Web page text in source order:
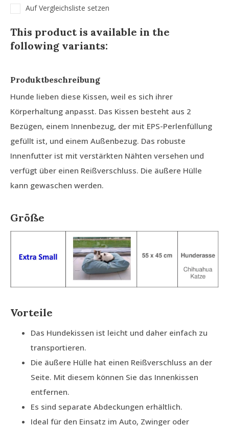
Auf Vergleichsliste setzen
This product is available in the
following variants:
Produktbeschreibung
Hunde lieben diese Kissen, weil es sich ihrer
Körperhaltung anpasst. Das Kissen besteht aus 2
Bezügen, einem Innenbezug, der mit EPS-Perlenfüllung
gefüllt ist, und einem Außenbezug. Das robuste
Innenfutter ist mit verstärkten Nähten versehen und
verfügt über einen Reißverschluss. Die äußere Hülle
kann gewaschen werden.
Größe
Vorteile
Das Hundekissen ist leicht und daher einfach zu
transportieren.
Die äußere Hülle hat einen Reißverschluss an der
Seite. Mit diesem können Sie das Innenkissen
entfernen.
Es sind separate Abdeckungen erhältlich.
Ideal für den Einsatz im Auto, Zwinger oder